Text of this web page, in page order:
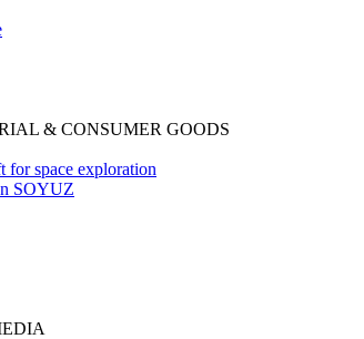
& CONSUMER GOODS
for space exploration
SOYUZ